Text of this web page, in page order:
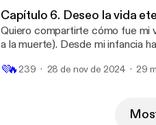
Atte. Frida.
Capítulo 6. Deseo la vida
Quiero compartirte cómo fue mi
a la muerte). Desde mi infancia
escuches cómo lo viví, lo
💜🔥 239 28 de nov de 2024 29